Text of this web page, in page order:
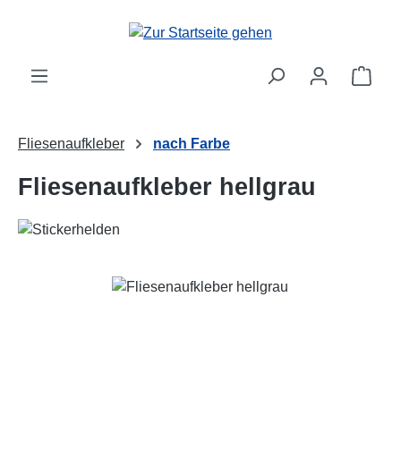
Zum Hauptinhalt springen
Fliesenaufkleber nach Farbe
Fliesenaufkleber hellgrau
Bildergalerie überspringen